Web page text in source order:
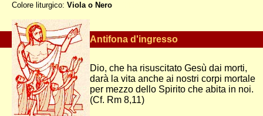
Colore liturgico: Viola o Nero
Antifona d'ingresso
Dio, che ha risuscitato Gesù dai morti,
darà la vita anche ai nostri corpi mortale
per mezzo dello Spirito che abita in noi.
(Cf. Rm 8,11)